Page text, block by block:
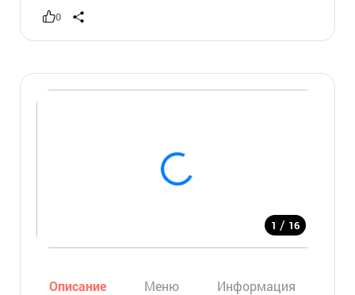
0
1 / 16
Описание Меню Информация